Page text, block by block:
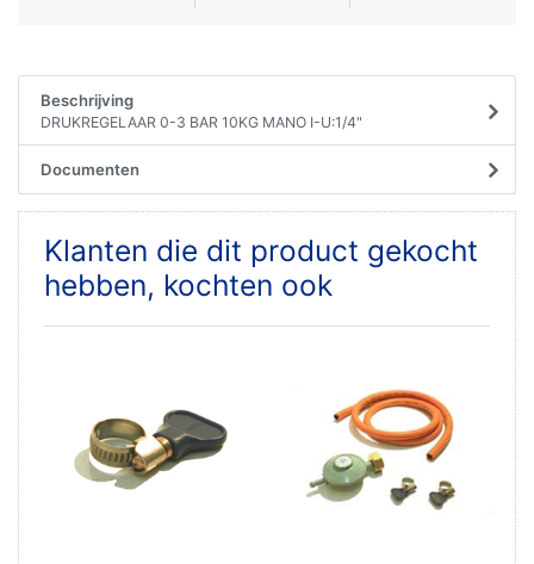
Beschrijving
DRUKREGELAAR 0-3 BAR 10KG MANO I-U:1/4"
Documenten
Klanten die dit product gekocht
hebben, kochten ook